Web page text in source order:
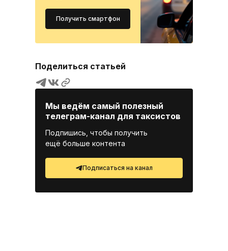
Получить смартфон
Поделиться статьей
Копировать адрес страницы
Мы ведём самый полезный
телеграм-канал для таксистов
Подпишись, чтобы получить
ещё больше контента
Подписаться на канал